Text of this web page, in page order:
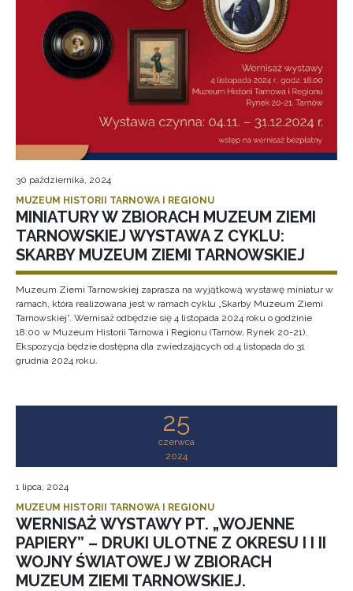
30 października, 2024
MUZEUM HISTORII TARNOWA I REGIONU
MINIATURY W ZBIORACH MUZEUM ZIEMI
TARNOWSKIEJ WYSTAWA Z CYKLU:
SKARBY MUZEUM ZIEMI TARNOWSKIEJ
Muzeum Ziemi Tarnowskiej zaprasza na wyjątkową wystawę miniatur w
ramach, która realizowana jest w ramach cyklu „Skarby Muzeum Ziemi
Tarnowskiej”. Wernisaż odbędzie się 4 listopada 2024 roku o godzinie
18:00 w Muzeum Historii Tarnowa i Regionu (Tarnów, Rynek 20-21).
Ekspozycja będzie dostępna dla zwiedzających od 4 listopada do 31
grudnia 2024 roku.
25
czerwca
2024
1 lipca, 2024
MUZEUM HISTORII TARNOWA I REGIONU
WERNISAŻ WYSTAWY PT. „WOJENNE
PAPIERY” – DRUKI ULOTNE Z OKRESU I I II
WOJNY ŚWIATOWEJ W ZBIORACH
MUZEUM ZIEMI TARNOWSKIEJ.